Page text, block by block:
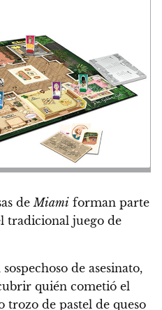
deMiami forman parte
tradicional juego de
de asesinato,
quién cometió el
de pastel de queso